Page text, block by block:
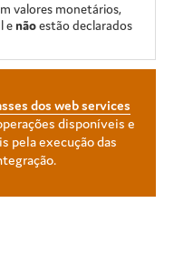
valores monetários,
e nãoestão declarados
dos web services
disponíveis e
pela execução das